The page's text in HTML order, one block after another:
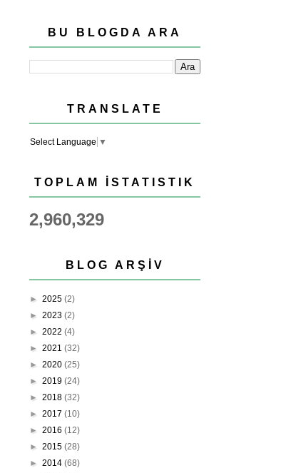
BU BLOGDA ARA
TRANSLATE
Select Language ▼
TOPLAM İSTATISTIK
2,960,329
BLOG ARŞIV
► 2025 (2)
► 2023 (2)
► 2022 (4)
► 2021 (32)
► 2020 (25)
► 2019 (24)
► 2018 (32)
► 2017 (10)
► 2016 (12)
► 2015 (28)
► 2014 (68)